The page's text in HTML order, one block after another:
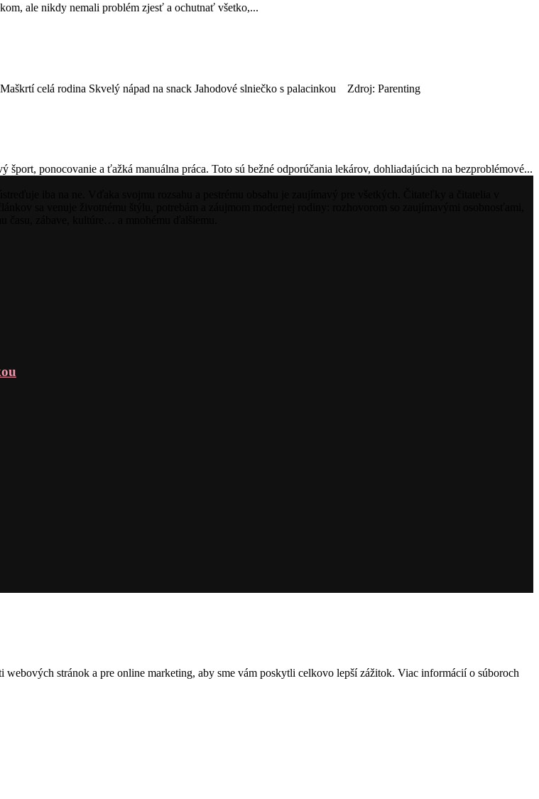
ale nikdy nemali problém zjesť a ochutnať všetko,...
celá rodina Skvelý nápad na snack Jahodové slniečko s palacinkou Zdroj: Parenting
ponocovanie a ťažká manuálna práca. Toto sú bežné odporúčania lekárov, dohliadajúcich na bezproblémové...
stránok a pre online marketing, aby sme vám poskytli celkovo lepší zážitok. Viac informácií o súboroch